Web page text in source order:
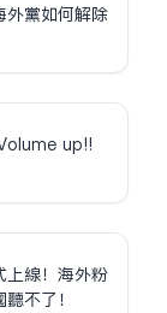
外黨如何解除
up!!
上線！海外粉
不了！